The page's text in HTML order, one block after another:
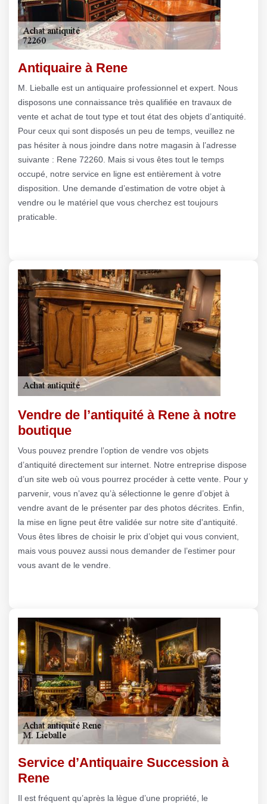
Antiquaire à Rene
M. Lieballe est un antiquaire professionnel et expert. Nous
disposons une connaissance très qualifiée en travaux de
vente et achat de tout type et tout état des objets d’antiquité.
Pour ceux qui sont disposés un peu de temps, veuillez ne
pas hésiter à nous joindre dans notre magasin à l’adresse
suivante : Rene 72260. Mais si vous êtes tout le temps
occupé, notre service en ligne est entièrement à votre
disposition. Une demande d’estimation de votre objet à
vendre ou le matériel que vous cherchez est toujours
praticable.
Vendre de l’antiquité à Rene à notre
boutique
Vous pouvez prendre l’option de vendre vos objets
d’antiquité directement sur internet. Notre entreprise dispose
d’un site web où vous pourrez procéder à cette vente. Pour y
parvenir, vous n’avez qu’à sélectionne le genre d’objet à
vendre avant de le présenter par des photos décrites. Enfin,
la mise en ligne peut être validée sur notre site d'antiquité.
Vous êtes libres de choisir le prix d’objet qui vous convient,
mais vous pouvez aussi nous demander de l’estimer pour
vous avant de le vendre.
Service d’Antiquaire Succession à
Rene
Il est fréquent qu’après la lègue d’une propriété, le